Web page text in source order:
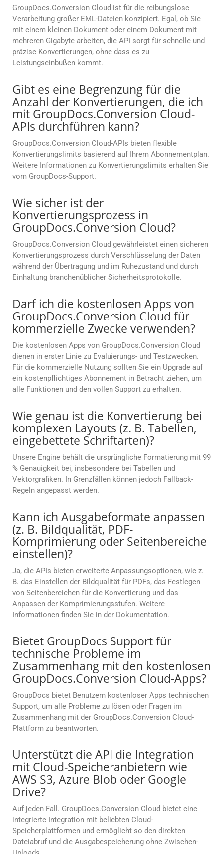
GroupDocs.Conversion Cloud ist für die reibungslose
Verarbeitung großer EML-Dateien konzipiert. Egal, ob Sie
mit einem kleinen Dokument oder einem Dokument mit
mehreren Gigabyte arbeiten, die API sorgt für schnelle und
präzise Konvertierungen, ohne dass es zu
Leistungseinbußen kommt.
Gibt es eine Begrenzung für die
Anzahl der Konvertierungen, die ich
mit GroupDocs.Conversion Cloud-
APIs durchführen kann?
GroupDocs.Conversion Cloud-APIs bieten flexible
Konvertierungslimits basierend auf Ihrem Abonnementplan.
Weitere Informationen zu Konvertierungslimits erhalten Sie
vom GroupDocs-Support.
Wie sicher ist der
Konvertierungsprozess in
GroupDocs.Conversion Cloud?
GroupDocs.Conversion Cloud gewährleistet einen sicheren
Konvertierungsprozess durch Verschlüsselung der Daten
während der Übertragung und im Ruhezustand und durch
Einhaltung branchenüblicher Sicherheitsprotokolle.
Darf ich die kostenlosen Apps von
GroupDocs.Conversion Cloud für
kommerzielle Zwecke verwenden?
Die kostenlosen Apps von GroupDocs.Conversion Cloud
dienen in erster Linie zu Evaluierungs- und Testzwecken.
Für die kommerzielle Nutzung sollten Sie ein Upgrade auf
ein kostenpflichtiges Abonnement in Betracht ziehen, um
alle Funktionen und den vollen Support zu erhalten.
Wie genau ist die Konvertierung bei
komplexen Layouts (z. B. Tabellen,
eingebettete Schriftarten)?
Unsere Engine behält die ursprüngliche Formatierung mit 99
% Genauigkeit bei, insbesondere bei Tabellen und
Vektorgrafiken. In Grenzfällen können jedoch Fallback-
Regeln angepasst werden.
Kann ich Ausgabeformate anpassen
(z. B. Bildqualität, PDF-
Komprimierung oder Seitenbereiche
einstellen)?
Ja, die APIs bieten erweiterte Anpassungsoptionen, wie z.
B. das Einstellen der Bildqualität für PDFs, das Festlegen
von Seitenbereichen für die Konvertierung und das
Anpassen der Komprimierungsstufen. Weitere
Informationen finden Sie in der Dokumentation.
Bietet GroupDocs Support für
technische Probleme im
Zusammenhang mit den kostenlosen
GroupDocs.Conversion Cloud-Apps?
GroupDocs bietet Benutzern kostenloser Apps technischen
Support, um alle Probleme zu lösen oder Fragen im
Zusammenhang mit der GroupDocs.Conversion Cloud-
Plattform zu beantworten.
Unterstützt die API die Integration
mit Cloud-Speicheranbietern wie
AWS S3, Azure Blob oder Google
Drive?
Auf jeden Fall. GroupDocs.Conversion Cloud bietet eine
integrierte Integration mit beliebten Cloud-
Speicherplattformen und ermöglicht so den direkten
Dateiabruf und die Ausgabespeicherung ohne Zwischen-